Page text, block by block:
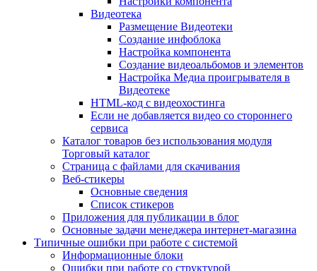
Видеотека
Размещение Видеотеки
Создание инфоблока
Настройка компонента
Создание видеоальбомов и элементов
Настройка Медиа проигрывателя в
Видеотеке
HTML-код с видеохостинга
Если не добавляется видео со стороннего
сервиса
Каталог товаров без использования модуля
Торговый каталог
Страница с файлами для скачивания
Веб-стикеры
Основные сведения
Список стикеров
Приложения для публикации в блог
Основные задачи менеджера интернет-магазина
Типичные ошибки при работе с системой
Информационные блоки
Ошибки при работе со структурой